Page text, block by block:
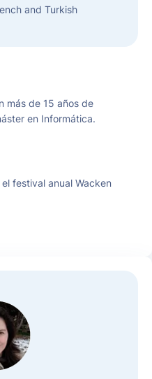
and Turkish
más de 15 años de
en Informática.
festival anual Wacken